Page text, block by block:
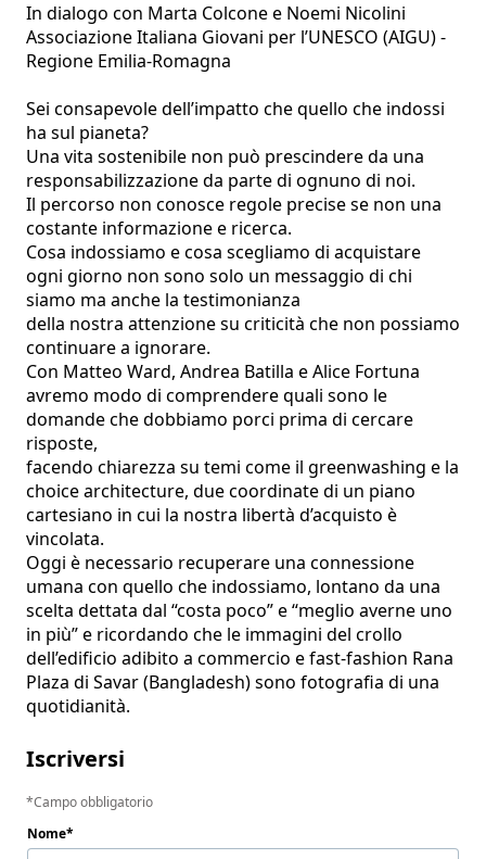
In dialogo con Marta Colcone e Noemi Nicolini
Associazione Italiana Giovani per l’UNESCO (AIGU) -
Regione Emilia-Romagna
Sei consapevole dell’impatto che quello che indossi
ha sul pianeta?
Una vita sostenibile non può prescindere da una
responsabilizzazione da parte di ognuno di noi.
Il percorso non conosce regole precise se non una
costante informazione e ricerca.
Cosa indossiamo e cosa scegliamo di acquistare
ogni giorno non sono solo un messaggio di chi
siamo ma anche la testimonianza
della nostra attenzione su criticità che non possiamo
continuare a ignorare.
Con Matteo Ward, Andrea Batilla e Alice Fortuna
avremo modo di comprendere quali sono le
domande che dobbiamo porci prima di cercare
risposte,
facendo chiarezza su temi come il greenwashing e la
choice architecture, due coordinate di un piano
cartesiano in cui la nostra libertà d’acquisto è
vincolata.
Oggi è necessario recuperare una connessione
umana con quello che indossiamo, lontano da una
scelta dettata dal “costa poco” e “meglio averne uno
in più” e ricordando che le immagini del crollo
dell’edificio adibito a commercio e fast-fashion Rana
Plaza di Savar (Bangladesh) sono fotografia di una
quotidianità.
Iscriversi
Campo obbligatorio
Nome